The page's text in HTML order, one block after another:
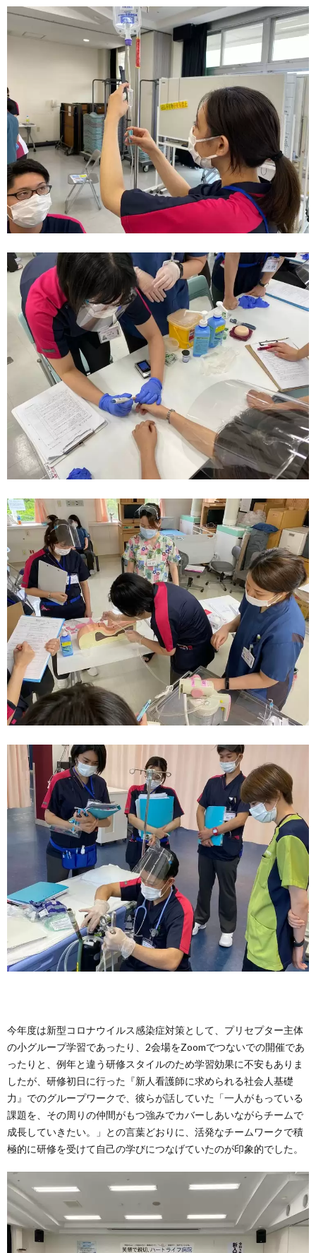
今年度は新型コロナウイルス感染症対策として、プリセプター主体
の小グループ学習であったり、2会場をZoomでつないでの開催であ
ったりと、例年と違う研修スタイルのため学習効果に不安もありま
したが、研修初日に行った『新人看護師に求められる社会人基礎
力』でのグループワークで、彼らが話していた「一人がもっている
課題を、その周りの仲間がもつ強みでカバーしあいながらチームで
成長していきたい。」との言葉どおりに、活発なチームワークで積
極的に研修を受けて自己の学びにつなげていたのが印象的でした。